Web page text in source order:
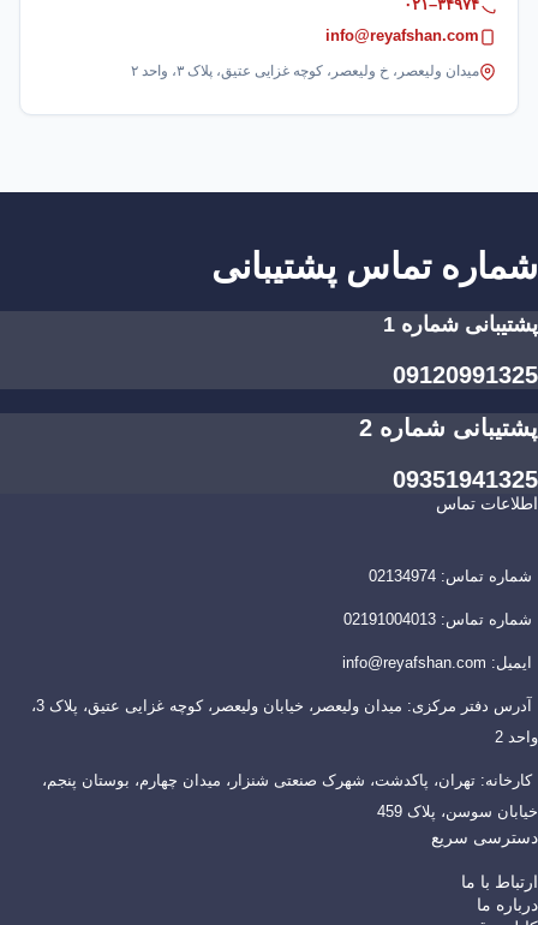
۰۲۱–۳۴۹۷۴
info@reyafshan.com
میدان ولیعصر، خ ولیعصر، کوچه غزایی عتیق، پلاک ۳، واحد ۲
شماره تماس پشتیبانی
پشتیبانی شماره 1
09120991325
پشتیبانی شماره 2
09351941325
اطلاعات تماس
شماره تماس: 02134974
شماره تماس: 02191004013
ایمیل: info@reyafshan.com
آدرس دفتر مرکزی: میدان ولیعصر، خیابان ولیعصر، کوچه غزایی عتیق، پلاک 3،
واحد 2
کارخانه: تهران، پاکدشت، شهرک صنعتی شنزار، میدان چهارم، بوستان پنجم،
خیابان سوسن، پلاک 459
دسترسی سریع
ارتباط با ما
درباره ما